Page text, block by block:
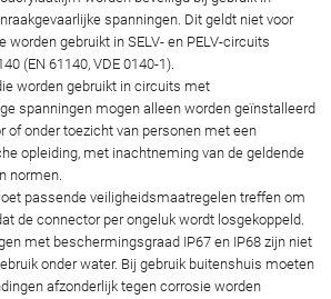
spanningen. Dit geldt niet voor
worden gebruikt in SELV- en PELV-circuits
(EN 61140, VDE 0140-1).
worden gebruikt in circuits met
spanningen mogen alleen worden geïnstalleerd
of onder toezicht van personen met een
opleiding, met inachtneming van de geldende
normen.
passende veiligheidsmaatregelen treffen om
de connector per ongeluk wordt losgekoppeld.
met beschermingsgraad IP67 en IP68 zijn niet
onder water. Bij gebruik buitenshuis moeten
afzonderlijk tegen corrosie worden